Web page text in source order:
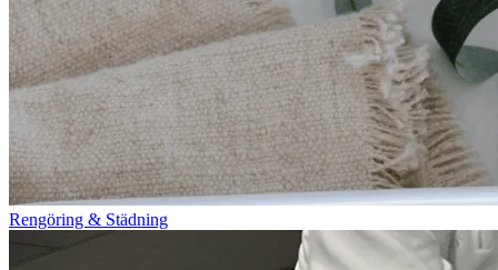
Rengöring & Städning